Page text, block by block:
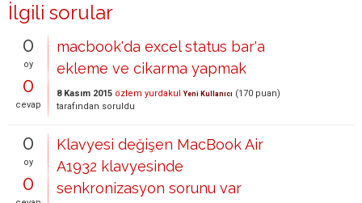
İlgili sorular
0
oy
0
cevap
macbook'da excel status bar'a
ekleme ve cikarma yapmak
8 Kasım 2015 özlem yurdakul Yeni Kullanıcı (170 puan)
tarafından soruldu
0
oy
0
Klavyesi değişen MacBook Air
A1932 klavyesinde
senkronizasyon sorunu var